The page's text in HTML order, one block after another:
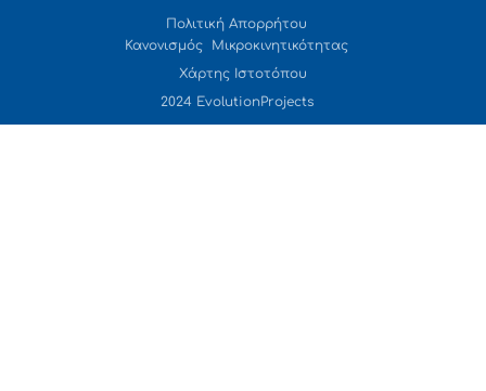
Πολιτική Απορρήτου
Κανονισμός Μικροκινητικότητας
Χάρτης Ιστοτόπου
2024 EvolutionProjects